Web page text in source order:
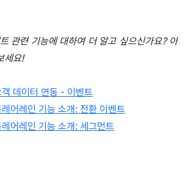
관련 기능에 대하여 더 알고 싶으신가요? 아
세요!
객 데이터 연동 - 이벤트
어레인 기능 소개: 전환 이벤트
어레인 기능 소개: 세그먼트